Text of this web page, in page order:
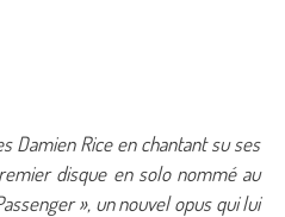
Damien Rice en chantant su ses
disque en solo nommé au
», un nouvel opus qui lui